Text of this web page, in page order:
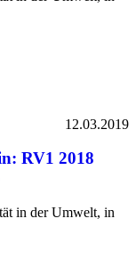
12.03.2019
RV1 2018
in der Umwelt, in